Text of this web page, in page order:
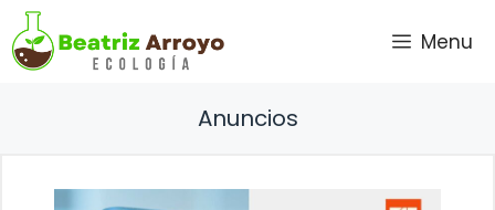
Saltar
al
contenido
Menu
Anuncios